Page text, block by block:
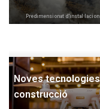
Predimensionat
Noves
construcció